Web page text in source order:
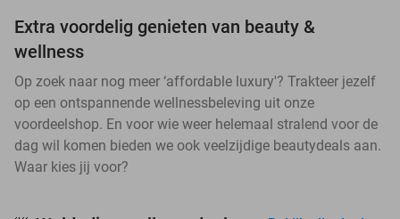
Extra voordelig genieten van beauty &
wellness
Op zoek naar nog meer ‘affordable luxury'? Trakteer jezelf
op een ontspannende wellnessbeleving uit onze
voordeelshop. En voor wie weer helemaal stralend voor de
dag wil komen bieden we ook veelzijdige beautydeals aan.
Waar kies jij voor?